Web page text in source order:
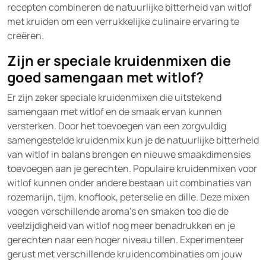
recepten combineren de natuurlijke bitterheid van witlof
met kruiden om een verrukkelijke culinaire ervaring te
creëren.
Zijn er speciale kruidenmixen die
goed samengaan met witlof?
Er zijn zeker speciale kruidenmixen die uitstekend
samengaan met witlof en de smaak ervan kunnen
versterken. Door het toevoegen van een zorgvuldig
samengestelde kruidenmix kun je de natuurlijke bitterheid
van witlof in balans brengen en nieuwe smaakdimensies
toevoegen aan je gerechten. Populaire kruidenmixen voor
witlof kunnen onder andere bestaan uit combinaties van
rozemarijn, tijm, knoflook, peterselie en dille. Deze mixen
voegen verschillende aroma’s en smaken toe die de
veelzijdigheid van witlof nog meer benadrukken en je
gerechten naar een hoger niveau tillen. Experimenteer
gerust met verschillende kruidencombinaties om jouw